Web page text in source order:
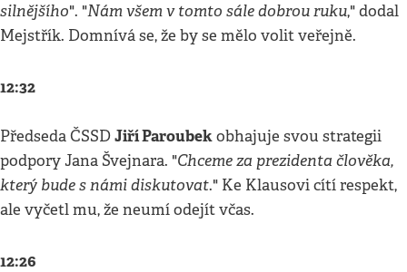
silnějšího". "Nám všem v tomto sále dobrou ruku," dodal
Mejstřík. Domnívá se, že by se mělo volit veřejně.
12:32
Předseda ČSSDJiří Paroubekobhajuje svou strategii
podpory Jana Švejnara. "Chceme za prezidenta člověka,
který bude s námi diskutovat." Ke Klausovi cítí respekt,
ale vyčetl mu, že neumí odejít včas.
12:26